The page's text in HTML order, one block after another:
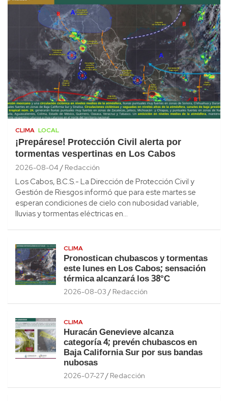
CLIMA LOCAL
¡Prepárese! Protección Civil alerta por
tormentas vespertinas en Los Cabos
2026-08-04 Redacción
Los Cabos, B.C.S.- La Dirección de Protección Civil y
Gestión de Riesgos informó que para este martes se
esperan condiciones de cielo con nubosidad variable,
lluvias y tormentas eléctricas en…
CLIMA
Pronostican chubascos y tormentas
este lunes en Los Cabos; sensación
térmica alcanzará los 38°C
2026-08-03 Redacción
CLIMA
Huracán Genevieve alcanza
categoría 4; prevén chubascos en
Baja California Sur por sus bandas
nubosas
2026-07-27 Redacción